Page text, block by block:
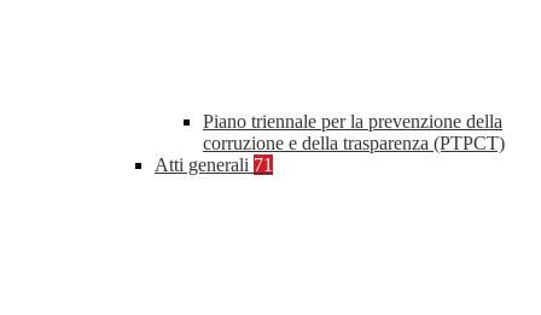
Piano triennale per la prevenzione della
corruzione e della trasparenza (PTPCT)
Atti generali 71